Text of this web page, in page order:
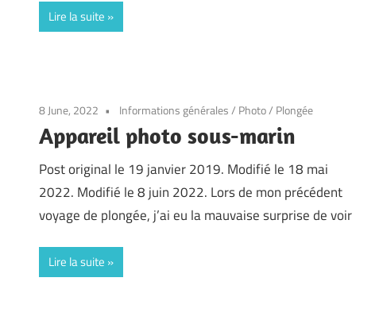
Lire la suite
8 June, 2022 Informations générales/ Photo/ Plongée
Appareil photo sous-marin
Post original le 19 janvier 2019. Modifié le 18 mai
2022. Modifié le 8 juin 2022. Lors de mon précédent
voyage de plongée, j’ai eu la mauvaise surprise de voir
Lire la suite